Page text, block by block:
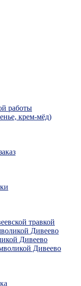
работы
крем-мёд)
травкой
Дивеево
Дивеево
Дивеево